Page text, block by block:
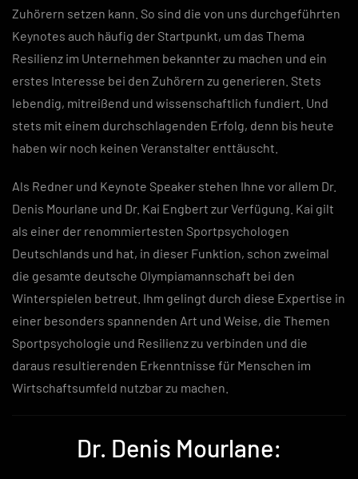
Zuhörern setzen kann. So sind die von uns durchgeführten
Keynotes auch häufig der Startpunkt, um das Thema
Resilienz im Unternehmen bekannter zu machen und ein
erstes Interesse bei den Zuhörern zu generieren. Stets
lebendig, mitreißend und wissenschaftlich fundiert. Und
stets mit einem durchschlagenden Erfolg, denn bis heute
haben wir noch keinen Veranstalter enttäuscht.
Als Redner und Keynote Speaker stehen Ihne vor allem Dr.
Denis Mourlane und Dr. Kai Engbert zur Verfügung. Kai gilt
als einer der renommiertesten Sportpsychologen
Deutschlands und hat, in dieser Funktion, schon zweimal
die gesamte deutsche Olympiamannschaft bei den
Winterspielen betreut. Ihm gelingt durch diese Expertise in
einer besonders spannenden Art und Weise, die Themen
Sportpsychologie und Resilienz zu verbinden und die
daraus resultierenden Erkenntnisse für Menschen im
Wirtschaftsumfeld nutzbar zu machen.
Dr. Denis Mourlane: